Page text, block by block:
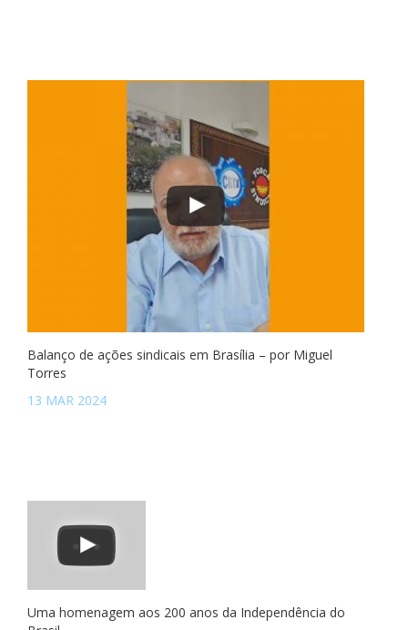
Balanço de ações sindicais em Brasília – por Miguel
Torres
13 MAR 2024
Uma homenagem aos 200 anos da Independência do